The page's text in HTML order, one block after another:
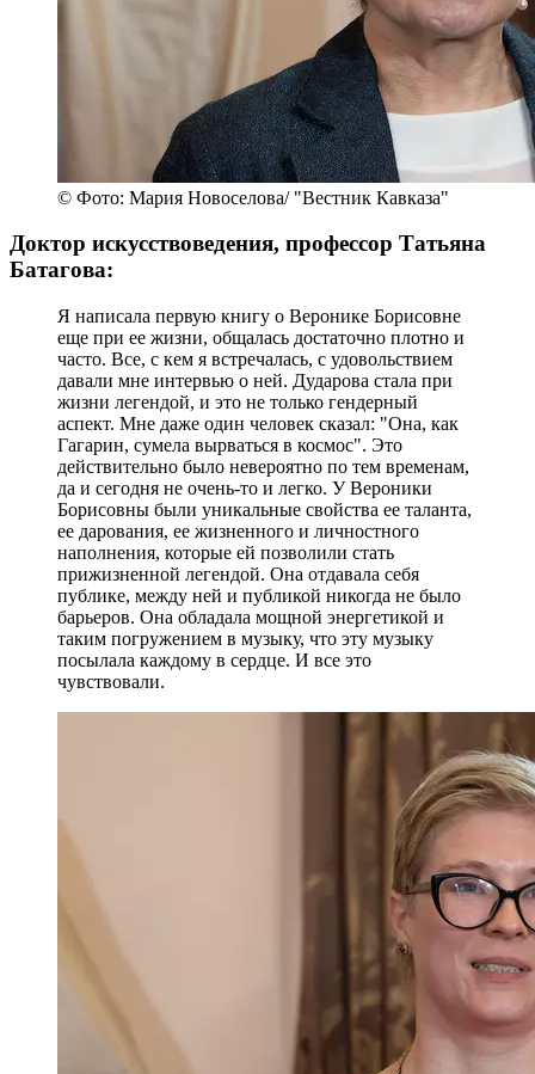
© Фото: Мария Новоселова/ "Вестник Кавказа"
Доктор искусствоведения, профессор Татьяна
Батагова:
Я написала первую книгу о Веронике Борисовне
еще при ее жизни, общалась достаточно плотно и
часто. Все, с кем я встречалась, с удовольствием
давали мне интервью о ней. Дударова стала при
жизни легендой, и это не только гендерный
аспект. Мне даже один человек сказал: "Она, как
Гагарин, сумела вырваться в космос". Это
действительно было невероятно по тем временам,
да и сегодня не очень-то и легко. У Вероники
Борисовны были уникальные свойства ее таланта,
ее дарования, ее жизненного и личностного
наполнения, которые ей позволили стать
прижизненной легендой. Она отдавала себя
публике, между ней и публикой никогда не было
барьеров. Она обладала мощной энергетикой и
таким погружением в музыку, что эту музыку
посылала каждому в сердце. И все это
чувствовали.